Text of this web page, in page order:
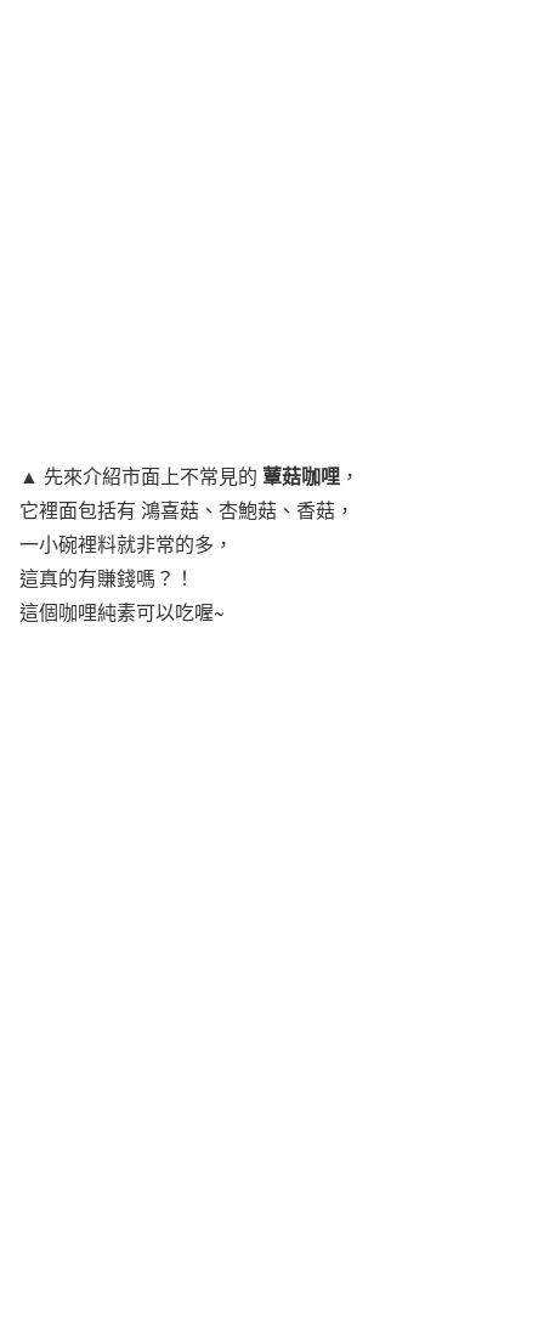
▲ 先來介紹市面上不常見的 蕈菇咖哩 ，
它裡面包括有 鴻喜菇、杏鮑菇、香菇，
一小碗裡料就非常的多，
這真的有賺錢嗎？！
這個咖哩純素可以吃喔~